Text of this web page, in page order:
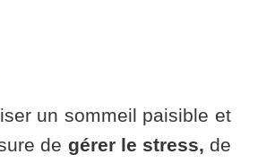
un sommeil paisible et
de gérer le stress, de